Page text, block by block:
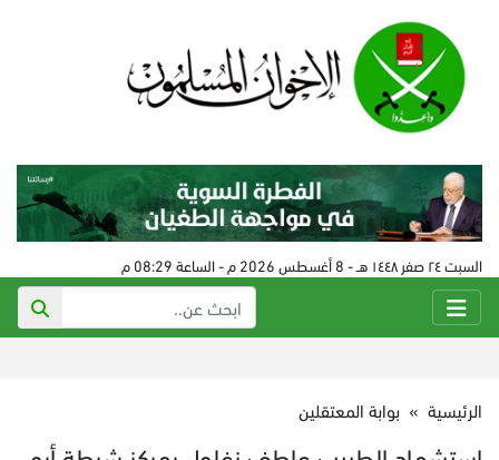
السبت ٢٤ صفر ١٤٤٨ هـ - 8 أغسطس 2026 م - الساعة 08:29 م
الرئيسية » بوابة المعتقلين